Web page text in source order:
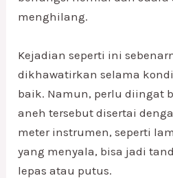
menghilang.
Kejadian seperti ini
dikhawatirkan selama
baik. Namun, perlu diingat
aneh tersebut disertai
meter instrumen, seperti
yang menyala, bisa jadi
lepas atau putus.